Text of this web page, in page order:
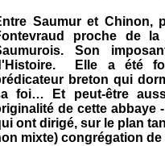
Saumuret Chinon,
proche de la
Son
Elle a été
breton qui
foi… Et peut-être
de cette abbaye
ont dirigé, sur le plan
mixte) congrégation